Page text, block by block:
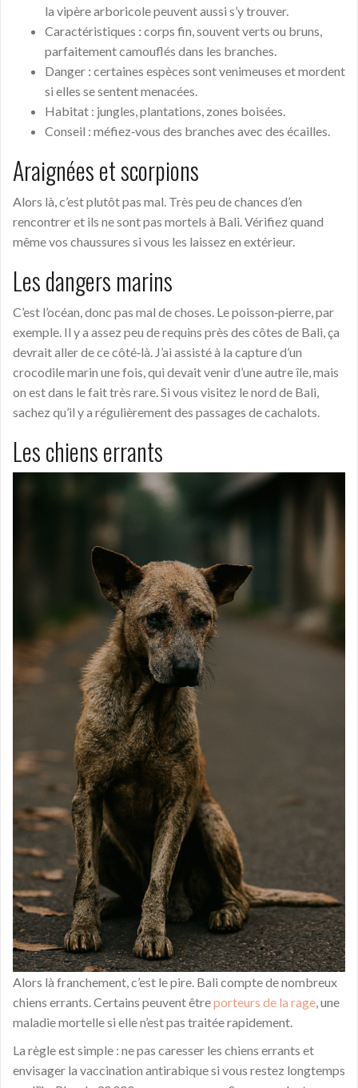
la vipère arboricole peuvent aussi s’y trouver.
Caractéristiques : corps fin, souvent verts ou bruns,
parfaitement camouflés dans les branches.
Danger : certaines espèces sont venimeuses et mordent
si elles se sentent menacées.
Habitat : jungles, plantations, zones boisées.
Conseil : méfiez‑vous des branches avec des écailles.
Araignées et scorpions
Alors là, c’est plutôt pas mal. Très peu de chances d’en
rencontrer et ils ne sont pas mortels à Bali. Vérifiez quand
même vos chaussures si vous les laissez en extérieur.
Les dangers marins
C’est l’océan, donc pas mal de choses. Le poisson‑pierre, par
exemple. Il y a assez peu de requins près des côtes de Bali, ça
devrait aller de ce côté‑là. J’ai assisté à la capture d’un
crocodile marin une fois, qui devait venir d’une autre île, mais
on est dans le fait très rare. Si vous visitez le nord de Bali,
sachez qu’il y a régulièrement des passages de cachalots.
Les chiens errants
Alors là franchement, c’est le pire. Bali compte de nombreux
chiens errants. Certains peuvent êtreporteurs de la rage, une
maladie mortelle si elle n’est pas traitée rapidement.
La règle est simple : ne pas caresser les chiens errants et
envisager la vaccination antirabique si vous restez longtemps